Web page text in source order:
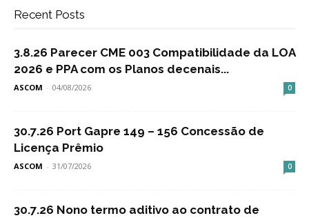
Recent Posts
3.8.26 Parecer CME 003 Compatibilidade da LOA
2026 e PPA com os Planos decenais...
ASCOM - 04/08/2026 0
30.7.26 Port Gapre 149 – 156 Concessão de
Licença Prêmio
ASCOM - 31/07/2026 0
30.7.26 Nono termo aditivo ao contrato de